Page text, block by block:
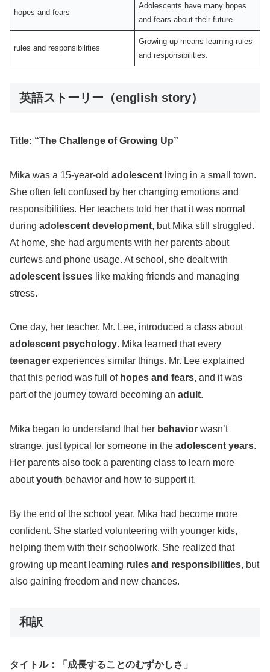
hopes and fears
Adolescents have many hopes
and fears about their future.
rules and responsibilities
Growing up means learning rules
and responsibilities.
英語ストーリー（english story）
Title: “The Challenge of Growing Up”
Mika was a 15-year-old adolescent living in a small town.
She often felt confused by her changing emotions and
responsibilities. Her teachers told her that it was normal
during adolescent development, but Mika still struggled.
At home, she had arguments with her parents about
curfews and phone usage. At school, she dealt with
adolescent issues like making friends and managing
stress.
One day, her teacher, Mr. Lee, introduced a class about
adolescent psychology. Mika learned that every
teenager experiences similar things. Mr. Lee explained
that this period was full of hopes and fears, and it was
part of the journey toward becoming an adult.
Mika began to understand that her behavior wasn’t
strange, just typical for someone in the adolescent years.
Her parents also took a parenting class to learn more
aboutyouth behavior and how to support it.
By the end of the school year, Mika had become more
confident. She started volunteering with younger kids,
helping them with their schoolwork. She realized that
growing up meant learning rules and responsibilities, but
also gaining freedom and new chances.
和訳
タイトル：「成長することのむずかしさ」